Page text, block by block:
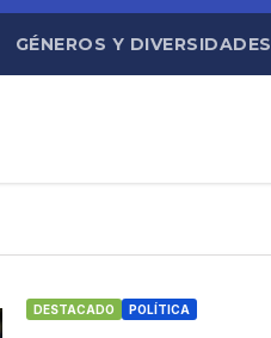
GÉNEROS Y DIVERSIDADES
DESTACADO POLÍTICA